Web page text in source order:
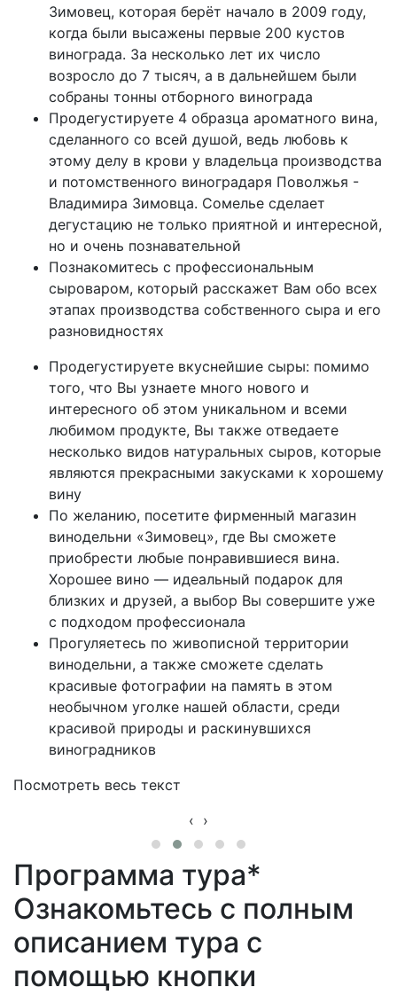
Зимовец, которая берёт начало в 2009 году,
когда были высажены первые 200 кустов
винограда. За несколько лет их число
возросло до 7 тысяч, а в дальнейшем были
собраны тонны отборного винограда
Продегустируете 4 образца ароматного вина,
сделанного со всей душой, ведь любовь к
этому делу в крови у владельца производства
и потомственного виноградаря Поволжья -
Владимира Зимовца. Сомелье сделает
дегустацию не только приятной и интересной,
но и очень познавательной
Познакомитесь с профессиональным
сыроваром, который расскажет Вам обо всех
этапах производства собственного сыра и его
разновидностях
Продегустируете вкуснейшие сыры: помимо
того, что Вы узнаете много нового и
интересного об этом уникальном и всеми
любимом продукте, Вы также отведаете
несколько видов натуральных сыров, которые
являются прекрасными закусками к хорошему
вину
По желанию, посетите фирменный магазин
винодельни «Зимовец», где Вы сможете
приобрести любые понравившиеся вина.
Хорошее вино — идеальный подарок для
близких и друзей, а выбор Вы совершите уже
с подходом профессионала
Прогуляетесь по живописной территории
винодельни, а также сможете сделать
красивые фотографии на память в этом
необычном уголке нашей области, среди
красивой природы и раскинувшихся
виноградников
Посмотреть весь текст
‹ ›
Программа тура*
Ознакомьтесь с полным
описанием тура с
помощью кнопки